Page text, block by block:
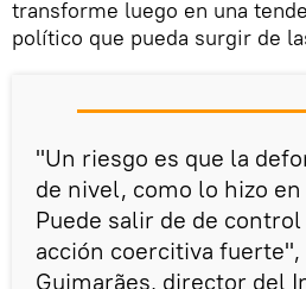
transforme luego en una
político que pueda surgir de
"Un riesgo es que la
de nivel, como lo hizo
Puede salir de de
acción coercitiva
Guimarães, director del